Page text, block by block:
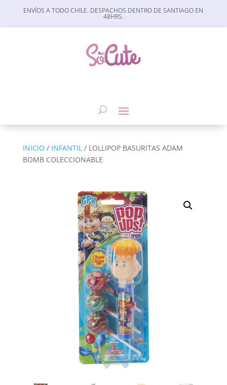
ENVÍOS A TODO CHILE. DESPACHOS DENTRO DE SANTIAGO EN
48HRS.
INICIO / INFANTIL / LOLLIPOP BASURITAS ADAM
BOMB COLECCIONABLE